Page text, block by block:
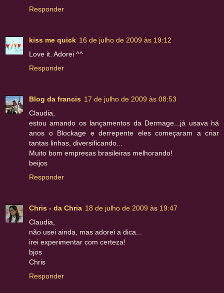
Responder
kiss me quick 16 de julho de 2009 às 19:12
Love it. Adorei ^^
Responder
Blog da francis 17 de julho de 2009 às 08:53
Claudia,
estou amando os lançamentos da Dermage...já usava há
anos o Blockage e derrepente eles começaram a criar
tantas linhas, diversificando...
Muito bom empresas brasileiras melhorando!
beijos
Responder
Chris - da Chria 18 de julho de 2009 às 19:47
Claudia,
não usei ainda, mas adorei a dica...
irei experimentar com certeza!
bjos
Chris
Responder